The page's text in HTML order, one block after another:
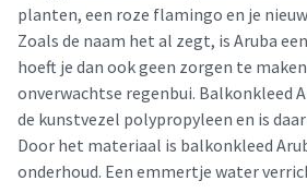
planten, een roze flamingo en je
Zoals de naam het al zegt, is Aruba
hoeft je dan ook geen zorgen te
onverwachtse regenbui. Balkonkleed
de kunstvezel polypropyleen en is
Door het materiaal is balkonkleed
onderhoud. Een emmertje water